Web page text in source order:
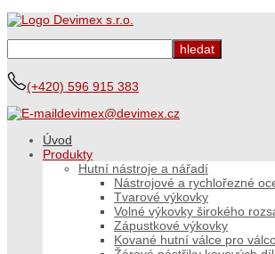
(+420) 596 915 383
devimex@devimex.cz
Úvod
Produkty
Hutní nástroje a nářadí
Nástrojové a rychlořezné
Tvarové výkovky
Volné výkovky širokého
Zápustkové výkovky
Kované hutní válce pro